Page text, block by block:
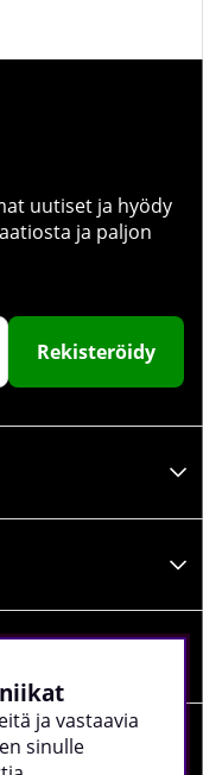
uutiset ja hyödy
ja paljon
Rekisteröidy
ja vastaavia
sinulle